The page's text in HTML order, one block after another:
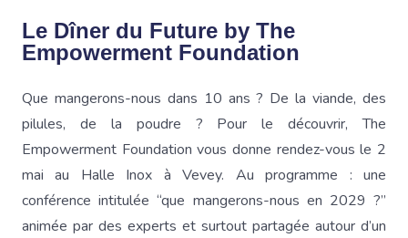
Le Dîner du Future by The
Empowerment Foundation
Que mangerons-nous dans 10 ans ? De la viande, des
pilules, de la poudre ? Pour le découvrir, The
Empowerment Foundation vous donne rendez-vous le 2
mai au Halle Inox à Vevey. Au programme : une
conférence intitulée “que mangerons-nous en 2029 ?”
animée par des experts et surtout partagée autour d’un